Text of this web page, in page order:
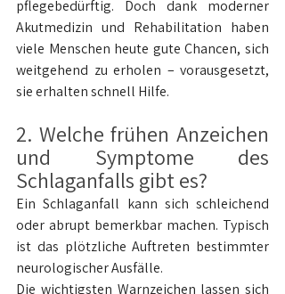
pflegebedürftig. Doch dank moderner
Akutmedizin und Rehabilitation haben
viele Menschen heute gute Chancen, sich
weitgehend zu erholen – vorausgesetzt,
sie erhalten schnell Hilfe.
2. Welche frühen Anzeichen
und Symptome des
Schlaganfalls gibt es?
Ein Schlaganfall kann sich schleichend
oder abrupt bemerkbar machen. Typisch
ist das plötzliche Auftreten bestimmter
neurologischer Ausfälle.
Die wichtigsten Warnzeichen lassen sich